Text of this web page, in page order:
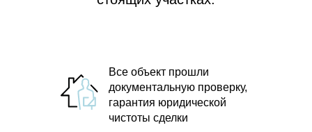
Все объект прошли
документальную проверку,
гарантия юридической
чистоты сделки